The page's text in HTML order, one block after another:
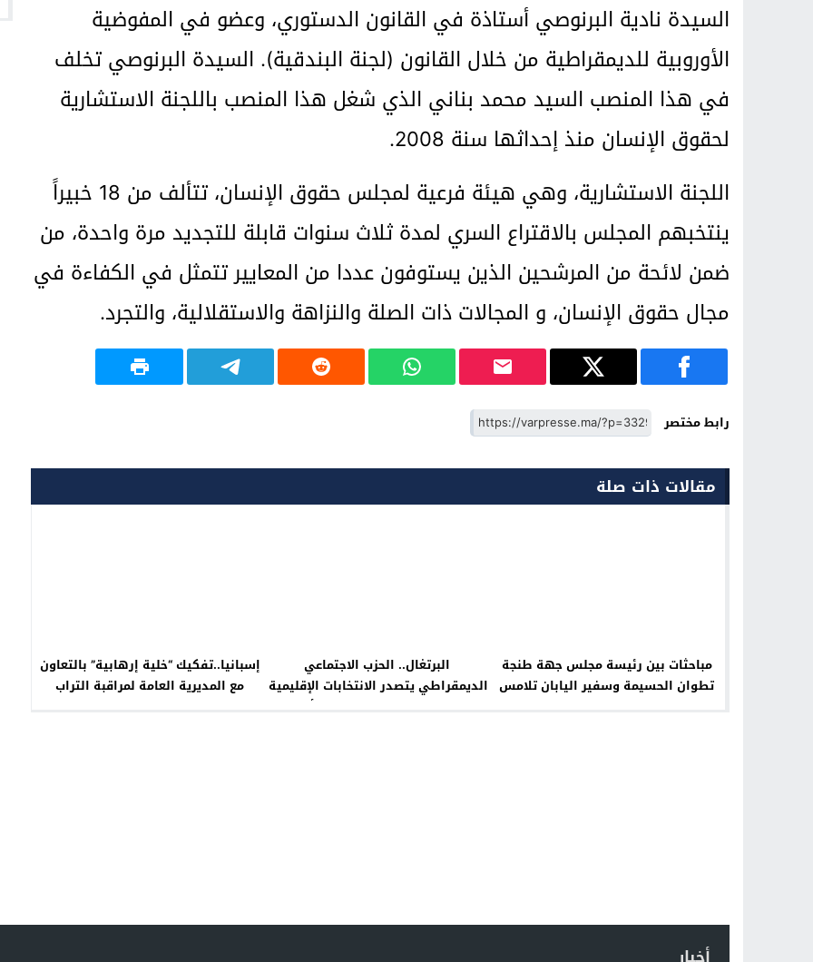
السيدة نادية البرنوصي أستاذة في القانون الدستوري، وعضو في المفوضية
الأوروبية للديمقراطية من خلال القانون (لجنة البندقية). السيدة البرنوصي تخلف
في هذا المنصب السيد محمد بناني الذي شغل هذا المنصب باللجنة الاستشارية
لحقوق الإنسان منذ إحداثها سنة 2008.
اللجنة الاستشارية، وهي هيئة فرعية لمجلس حقوق الإنسان، تتألف من 18 خبيراً
ينتخبهم المجلس بالاقتراع السري لمدة ثلاث سنوات قابلة للتجديد مرة واحدة، من
ضمن لائحة من المرشحين الذين يستوفون عددا من المعايير تتمثل في الكفاءة في
مجال حقوق الإنسان، و المجالات ذات الصلة والنزاهة والاستقلالية، والتجرد.
رابط مختصر
مقالات ذات صلة
مباحثات بين رئيسة مجلس جهة طنجة
تطوان الحسيمة وسفير اليابان تلامس
البرتغال.. الحزب الاجتماعي
الديمقراطي يتصدر الانتخابات الإقليمية
في ماديرا دون الحصول على أغلبية
إسبانيا..تفكيك “خلية إرهابية” بالتعاون
مع المديرية العامة لمراقبة التراب